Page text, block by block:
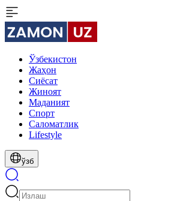
Ўзбекистон
Жаҳон
Сиёсат
Жиноят
Маданият
Спорт
Cаломатлик
Lifestyle
ўзб